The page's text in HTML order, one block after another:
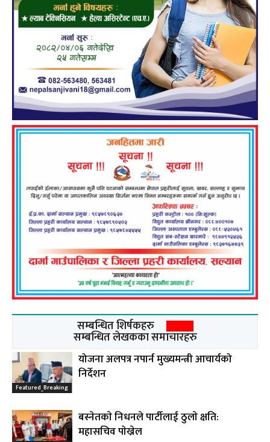
सम्बन्धित शिर्षकहरु
सम्बन्धित लेखकका समाचारहरु
Featured_Breaking
योजना अलपत्र नपार्न मुख्यमन्त्री आचार्यको
निर्देशन
बस्नेतकाे निधनले पार्टीलाई ठुलाे क्षति:
महासचिव पाेख्रेल